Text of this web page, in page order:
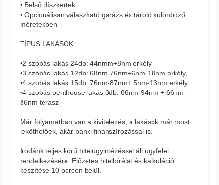
• Belső díszkertek
• Opcionálisan válaszható garázs és tároló különböző
méretekben
TÍPUS LAKÁSOK:
•2 szobás lakás 24db: 44nmm+8nm erkély
•3 szobás lakás 12db: 68nm-76nm+6nm-18nm erkély,
•4 szobás lakás 15db: 76nm-87nm+ 5nm-13nm erkély
•4 szobás penthouse lakás 3db: 86nm-94nm + 66nm-
86nm terasz
Már folyamatban van a kivitelezés, a lakások már most
leköthetőek, akár banki finanszírozással is.
Irodánk teljes körű hitelügyintézéssel áll ügyfelei
rendelkezésére. Előzetes hitelbírálat és kalkuláció
készítése 10 percen belül.